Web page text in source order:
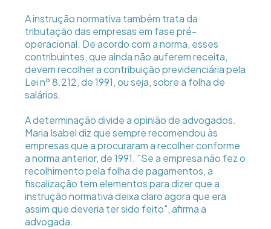
A instrução normativa também trata da
tributação das empresas em fase pré-
operacional. De acordo com a norma, esses
contribuintes, que ainda não auferem receita,
devem recolher a contribuição previdenciária pela
Lei nº 8.212, de 1991, ou seja, sobre a folha de
salários.
A determinação divide a opinião de advogados.
Maria Isabel diz que sempre recomendou às
empresas que a procuraram a recolher conforme
a norma anterior, de 1991. "Se a empresa não fez o
recolhimento pela folha de pagamentos, a
fiscalização tem elementos para dizer que a
instrução normativa deixa claro agora que era
assim que deveria ter sido feito", afirma a
advogada.